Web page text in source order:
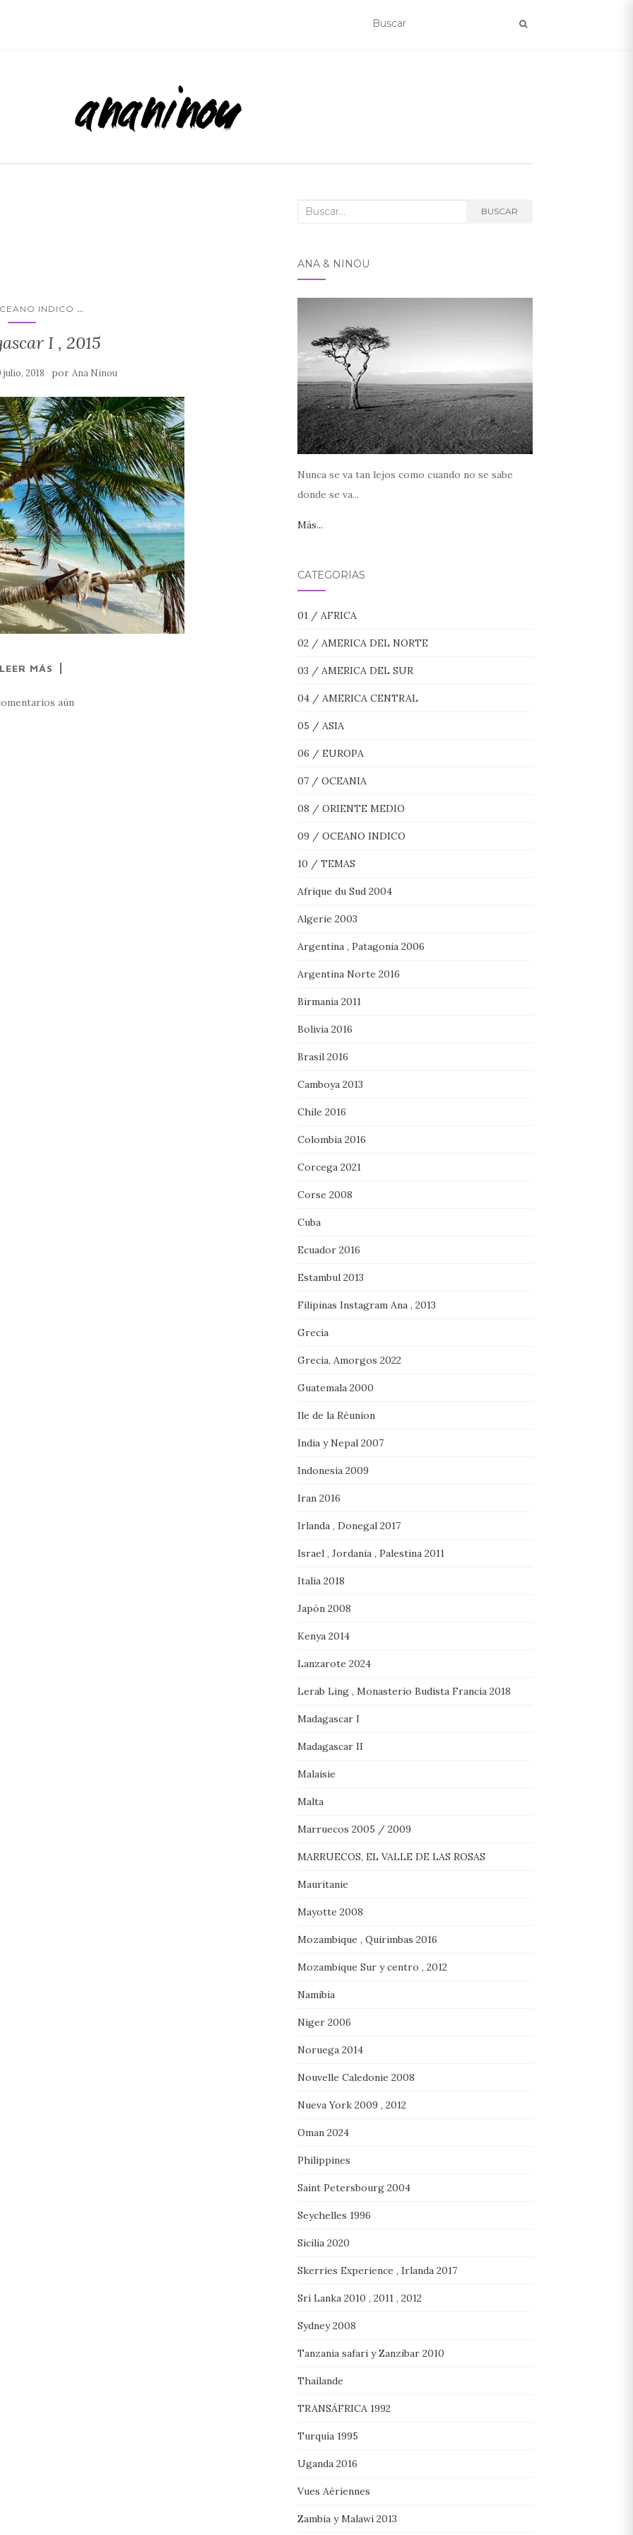
INDICO ...
I , 2015
julio, 2018 por Ana Ninou
LEER MÁS
aún
Buscar: BUSCAR
ANA & NINOU
Nunca se va tan lejos como cuando no se sabe
donde se va...
Más...
CATEGORÍAS
01 / AFRICA
02 / AMERICA DEL NORTE
03 / AMERICA DEL SUR
04 / AMERICA CENTRAL
05 / ASIA
06 / EUROPA
07 / OCEANIA
08 / ORIENTE MEDIO
09 / OCEANO INDICO
10 / TEMAS
Afrique du Sud 2004
Algerie 2003
Argentina , Patagonia 2006
Argentina Norte 2016
Birmania 2011
Bolivia 2016
Brasil 2016
Camboya 2013
Chile 2016
Colombia 2016
Corcega 2021
Corse 2008
Cuba
Ecuador 2016
Estambul 2013
Filipinas Instagram Ana , 2013
Grecia
Grecia, Amorgos 2022
Guatemala 2000
Ile de la Réunion
India y Nepal 2007
Indonesia 2009
Iran 2016
Irlanda , Donegal 2017
Israel , Jordania , Palestina 2011
Italia 2018
Japón 2008
Kenya 2014
Lanzarote 2024
Lerab Ling , Monasterio Budista Francia 2018
Madagascar I
Madagascar II
Malaisie
Malta
Marruecos 2005 / 2009
MARRUECOS, EL VALLE DE LAS ROSAS
Mauritanie
Mayotte 2008
Mozambique , Quirimbas 2016
Mozambique Sur y centro , 2012
Namibia
Niger 2006
Noruega 2014
Nouvelle Caledonie 2008
Nueva York 2009 , 2012
Oman 2024
Philippines
Saint Petersbourg 2004
Seychelles 1996
Sicilia 2020
Skerries Experience , Irlanda 2017
Sri Lanka 2010 , 2011 , 2012
Sydney 2008
Tanzania safari y Zanzibar 2010
Thailande
TRANSÁFRICA 1992
Turquía 1995
Uganda 2016
Vues Aériennes
Zambia y Malawi 2013